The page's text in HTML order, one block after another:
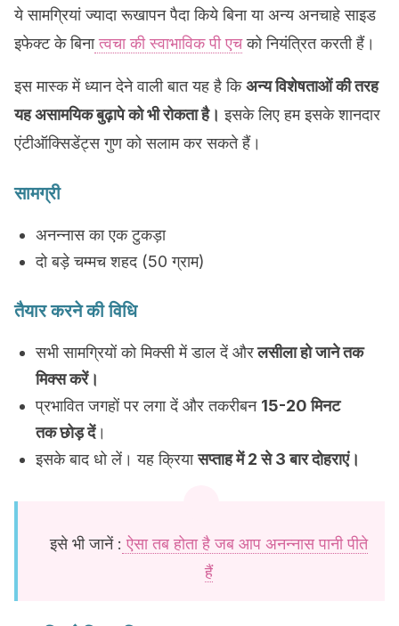
ये सामग्रियां ज्यादा रूखापन पैदा किये बिना या अन्य अनचाहे साइड
इफेक्ट के बिनात्वचा की स्वाभाविक पी एचको नियंत्रित करती हैं।
इस मास्क में ध्यान देने वाली बात यह है किअन्य विशेषताओं की तरह
यह असामयिक बुढ़ापे को भी रोकता है। इसके लिए हम इसके शानदार
एंटीऑक्सिडेंट्स गुण को सलाम कर सकते हैं।
सामग्री
अनन्नास का एक टुकड़ा
दो बड़े चम्मच शहद (50 ग्राम)
तैयार करने की विधि
सभी सामग्रियों को मिक्सी में डाल दें औरलसीला हो जाने तक
मिक्स करें।
प्रभावित जगहों पर लगा दें और तकरीबन 15-20 मिनट
तक छोड़ दें।
इसके बाद धो लें। यह क्रियासप्ताह में 2 से 3 बार दोहराएं।
इसे भी जानें : ऐसा तब होता है जब आप अनन्नास पानी पीते
हैं